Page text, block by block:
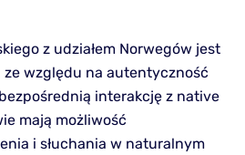
z udziałem Norwegów jest
względu na autentyczność
interakcję z native
mają możliwość
i słuchania w naturalnym